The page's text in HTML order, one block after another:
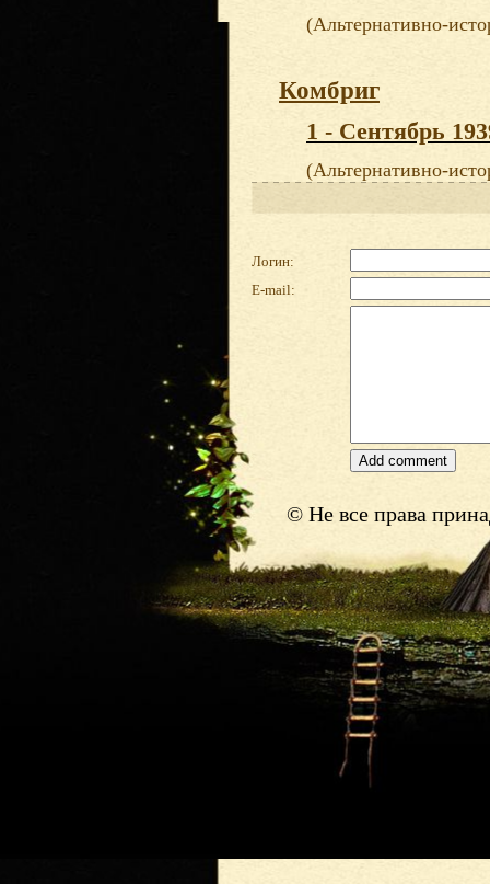
(Альтернативно-
Комбриг
1 - Сентябрь
(Альтернативно-
Логин:
E-mail:
© Не все права